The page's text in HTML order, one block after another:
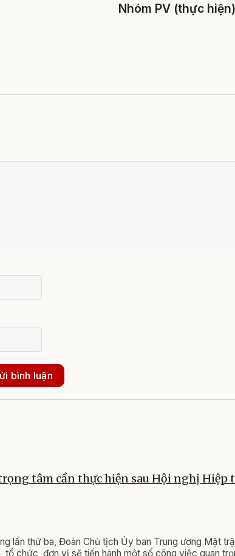
Nhóm PV (thực hiện)
bình luận
tâm cần thực hiện sau Hội nghị Hiệp
lần thứ ba, Đoàn Chủ tịch Ủy ban Trung ương Mặt
tổ chức, đơn vị sẽ tiến hành một số công việc quan